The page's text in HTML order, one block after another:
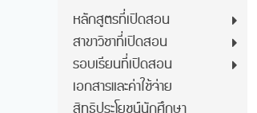
หลักสูตรที่เปิดสอน
สาขาวิชาที่เปิดสอน
รอบเรียนที่เปิดสอน
เอกสารและค่าใช้จ่าย